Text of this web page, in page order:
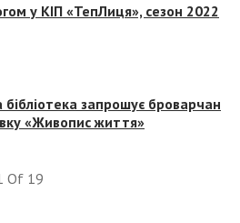
у КІП «ТепЛиця», сезон 2022
бібліотека запрошує броварчан
«Живопис життя»
Of 19